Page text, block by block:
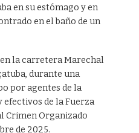
en su estómago y en
en el baño de un
la carretera Marechal
durante una
por agentes de la
de la Fuerza
Crimen Organizado
de 2025.